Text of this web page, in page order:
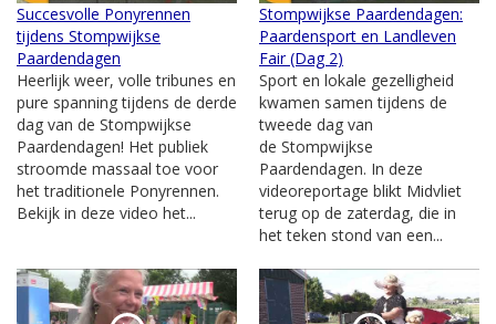
Succesvolle Ponyrennen
tijdens Stompwijkse
Paardendagen
Heerlijk weer, volle tribunes en
pure spanning tijdens de derde
dag van de Stompwijkse
Paardendagen! Het publiek
stroomde massaal toe voor
het traditionele Ponyrennen.
Bekijk in deze video het...
Stompwijkse Paardendagen:
Paardensport en Landleven
Fair (Dag 2)
Sport en lokale gezelligheid
kwamen samen tijdens de
tweede dag van
de Stompwijkse
Paardendagen. In deze
videoreportage blikt Midvliet
terug op de zaterdag, die in
het teken stond van een...